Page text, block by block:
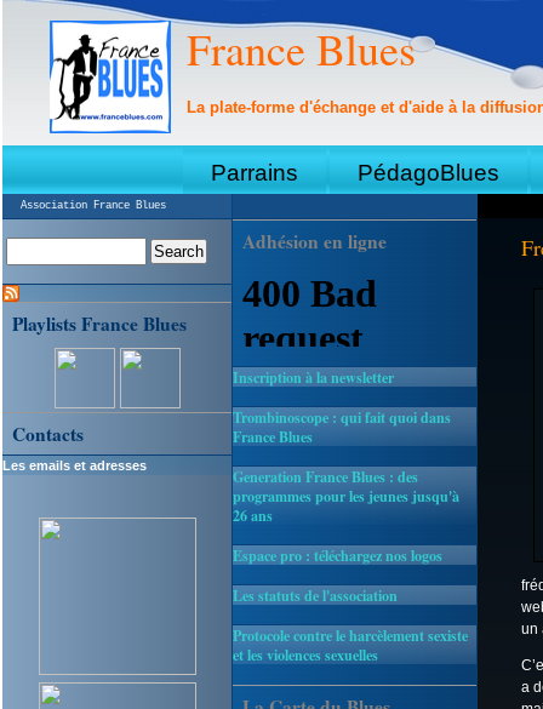
France Blues
La plate-forme d'échange et d'aide à la
Parrains PédagoBlues
Association France Blues
un
a
Adhésion en ligne
Inscription à la newsletter
Trombinoscope : qui fait quoi dans
France Blues
Generation France Blues : des
programmes pour les jeunes jusqu'à
26 ans
Espace pro : téléchargez nos logos
Les statuts de l'association
Protocole contre le harcèlement sexiste
et les violences sexuelles
Playlists France Blues
Contacts
Les emails et adresses